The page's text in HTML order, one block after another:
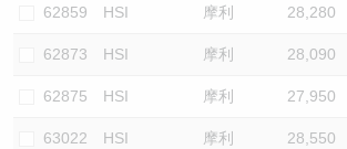
62859 HSI 摩利 28,280
62873 HSI 摩利 28,090
62875 HSI 摩利 27,950
63022 HSI 摩利 28,550